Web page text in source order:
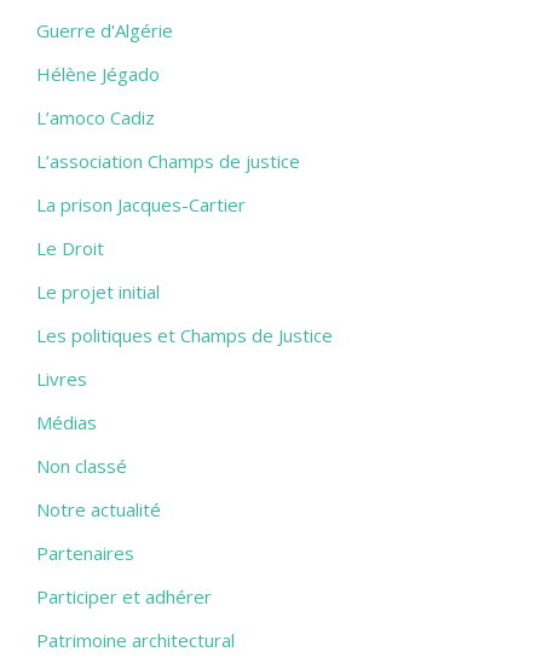
Guerre d'Algérie
Hélène Jégado
L’amoco Cadiz
L’association Champs de justice
La prison Jacques-Cartier
Le Droit
Le projet initial
Les politiques et Champs de Justice
Livres
Médias
Non classé
Notre actualité
Partenaires
Participer et adhérer
Patrimoine architectural